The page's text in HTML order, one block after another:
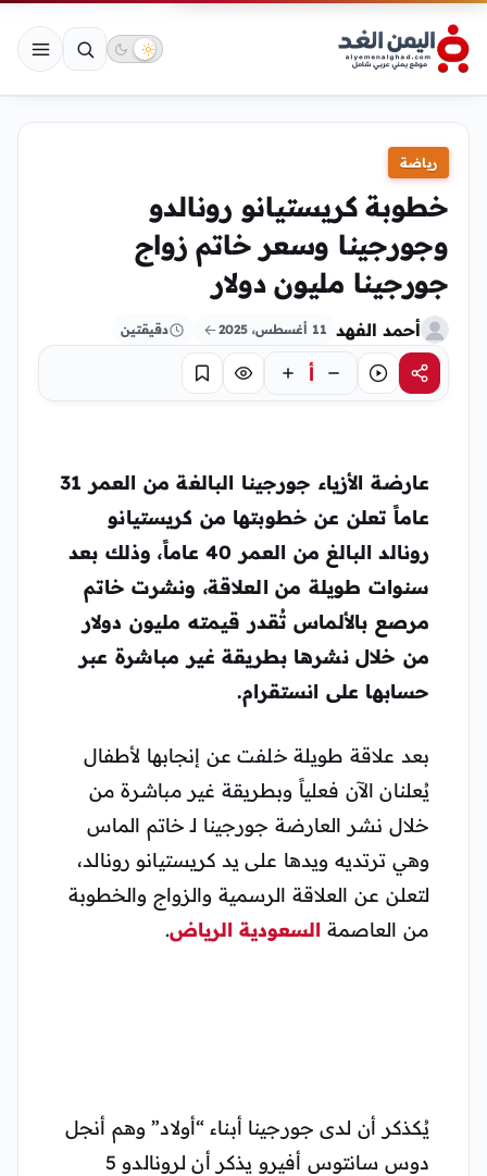
رياضة
خطوبة كريستيانو رونالدو
وجورجينا وسعر خاتم زواج
جورجينا مليون دولار
أحمد الفهد 11 أغسطس، 2025 دقيقتين
مشاركةاستماع أ تركيز حفظ
عارضة الأزياء جورجينا البالغة من العمر 31
عاماً تعلن عن خطوبتها من كريستيانو
رونالد البالغ من العمر 40 عاماً، وذلك بعد
سنوات طويلة من العلاقة، ونشرت خاتم
مرصع بالألماس تُقدر قيمته مليون دولار
من خلال نشرها بطريقة غير مباشرة عبر
حسابها على انستقرام.
بعد علاقة طويلة خلفت عن إنجابها لأطفال
يُعلنان الآن فعلياً وبطريقة غير مباشرة من
خلال نشر العارضة جورجينا لـ خاتم الماس
وهي ترتديه ويدها على يد كريستيانو رونالد،
لتعلن عن العلاقة الرسمية والزواج والخطوبة
من العاصمة السعودية الرياض.
يُكذكر أن لدى جورجينا أبناء “أولاد” وهم أنجل
دوس سانتوس أفيرو يذكر أن لرونالدو 5